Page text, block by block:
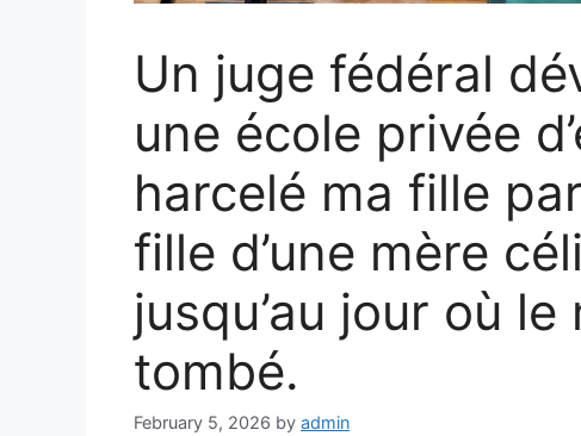
Un juge fédéral
une école privée
harcelé ma fille
fille d’une mère
jusqu’au jour où
tombé.
February 5, 2026 by admin